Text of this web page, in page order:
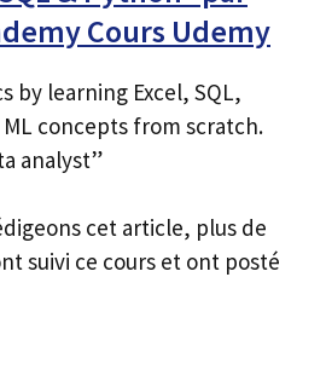
Cours Udemy
by learning Excel, SQL,
concepts from scratch.
analyst”
cet article, plus de
suivi ce cours et ont posté